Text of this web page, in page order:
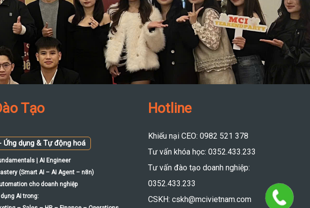
Tạo
Ứng dụng & Tự động hoá
| AI Engineer
(Smart AI – AI Agent – n8n)
cho doanh nghiệp
AI trong:
Hotline
Khiếu nại CEO: 0982 521 378
Tư vấn khóa học: 0352.433.233
Tư vấn đào tạo doanh nghiệp:
0352.433.233
CSKH: cskh@mcivietnam.com